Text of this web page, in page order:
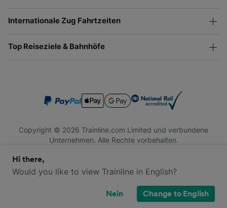
Internationale Zug Fahrtzeiten
Top Reiseziele & Bahnhöfe
Copyright © 2026 Trainline.com Limited und verbundene
Unternehmen. Alle Rechte vorbehalten.
Firmennummer 3846791. Registrierte Adresse: 1 Stonecutter
St, London EC4A 4AH, United Kingdom. USt-IdNr.: 791 7261
Hi there,
Would you like to view Trainline in English?
Nein Change to English